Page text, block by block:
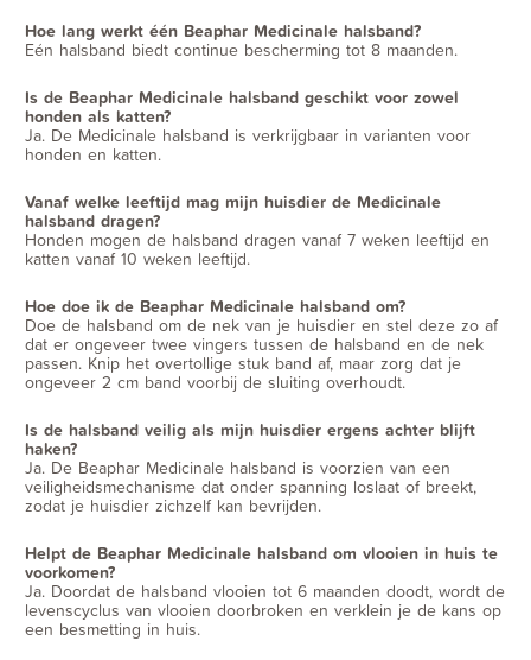
Hoe lang werkt één Beaphar Medicinale halsband?
Eén halsband biedt continue bescherming tot 8 maanden.
Is de Beaphar Medicinale halsband geschikt voor zowel
honden als katten?
Ja. De Medicinale halsband is verkrijgbaar in varianten voor
honden en katten.
Vanaf welke leeftijd mag mijn huisdier de Medicinale
halsband dragen?
Honden mogen de halsband dragen vanaf 7 weken leeftijd en
katten vanaf 10 weken leeftijd.
Hoe doe ik de Beaphar Medicinale halsband om?
Doe de halsband om de nek van je huisdier en stel deze zo af
dat er ongeveer twee vingers tussen de halsband en de nek
passen. Knip het overtollige stuk band af, maar zorg dat je
ongeveer 2 cm band voorbij de sluiting overhoudt.
Is de halsband veilig als mijn huisdier ergens achter blijft
haken?
Ja. De Beaphar Medicinale halsband is voorzien van een
veiligheidsmechanisme dat onder spanning loslaat of breekt,
zodat je huisdier zichzelf kan bevrijden.
Helpt de Beaphar Medicinale halsband om vlooien in huis te
voorkomen?
Ja. Doordat de halsband vlooien tot 6 maanden doodt, wordt de
levenscyclus van vlooien doorbroken en verklein je de kans op
een besmetting in huis.